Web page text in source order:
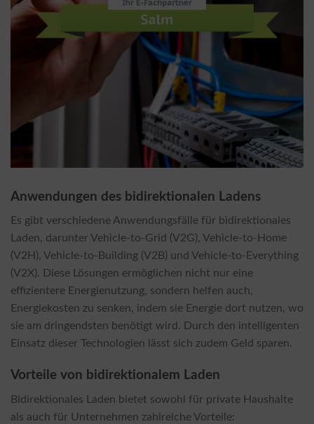
Anwendungen des bidirektionalen Ladens
Es gibt verschiedene Anwendungsfälle für bidirektionales
Laden, darunter Vehicle-to-Grid (V2G), Vehicle-to-Home
(V2H), Vehicle-to-Building (V2B) und Vehicle-to-Everything
(V2X). Diese Lösungen ermöglichen nicht nur eine
effizientere Energienutzung, sondern helfen auch,
Energiekosten zu senken, indem sie Energie dort nutzen, wo
sie am dringendsten benötigt wird. Durch den intelligenten
Einsatz dieser Technologien lässt sich zudem Geld sparen.
Vorteile von bidirektionalem Laden
Bidirektionales Laden bietet sowohl für private Haushalte
als auch für Unternehmen zahlreiche Vorteile: